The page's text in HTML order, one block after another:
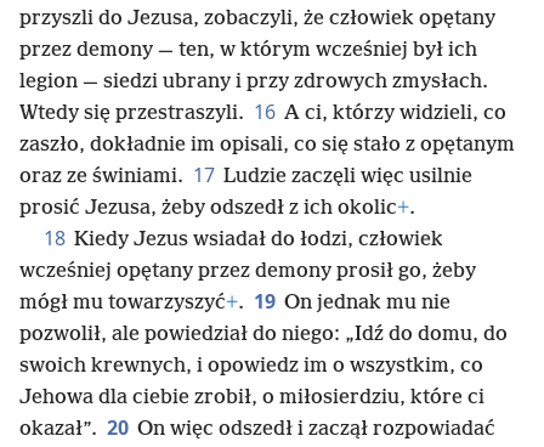
przyszli do Jezusa, zobaczyli, że człowiek opętany
przez demony — ten, w którym wcześniej był ich
legion — siedzi ubrany i przy zdrowych zmysłach.
Wtedy się przestraszyli. 16 A ci, którzy widzieli, co
zaszło, dokładnie im opisali, co się stało z opętanym
oraz ze świniami. 17 Ludzie zaczęli więc usilnie
prosić Jezusa, żeby odszedł z ich okolic+.
18 Kiedy Jezus wsiadał do łodzi, człowiek
wcześniej opętany przez demony prosił go, żeby
mógł mu towarzyszyć+. 19 On jednak mu nie
pozwolił, ale powiedział do niego: „Idź do domu, do
swoich krewnych, i opowiedz im o wszystkim, co
Jehowa dla ciebie zrobił, o miłosierdziu, które ci
okazał”. 20 On więc odszedł i zaczął rozpowiadać